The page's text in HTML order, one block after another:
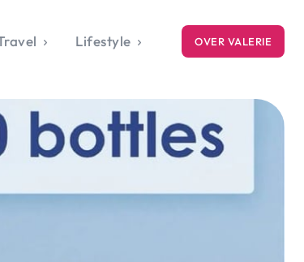
Lifestyle OVER VALERIE